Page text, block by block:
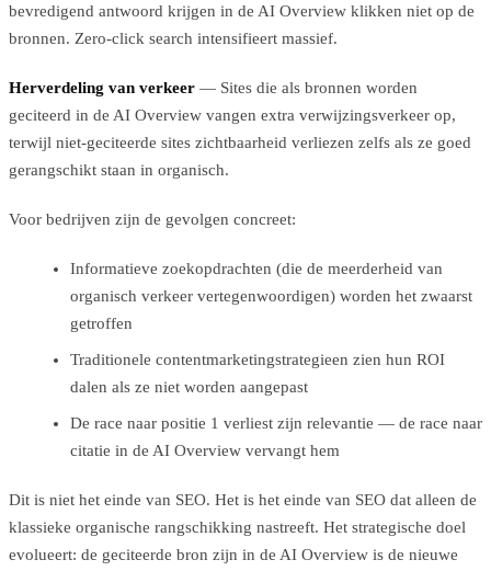
bevredigend antwoord krijgen in de AI Overview klikken niet op de
bronnen. Zero-click search intensifieert massief.
Herverdeling van verkeer — Sites die als bronnen worden
geciteerd in de AI Overview vangen extra verwijzingsverkeer op,
terwijl niet-geciteerde sites zichtbaarheid verliezen zelfs als ze goed
gerangschikt staan in organisch.
Voor bedrijven zijn de gevolgen concreet:
Informatieve zoekopdrachten (die de meerderheid van
organisch verkeer vertegenwoordigen) worden het zwaarst
getroffen
Traditionele contentmarketingstrategieen zien hun ROI
dalen als ze niet worden aangepast
De race naar positie 1 verliest zijn relevantie — de race naar
citatie in de AI Overview vervangt hem
Dit is niet het einde van SEO. Het is het einde van SEO dat alleen de
klassieke organische rangschikking nastreeft. Het strategische doel
evolueert: de geciteerde bron zijn in de AI Overview is de nieuwe